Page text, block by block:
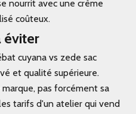
nourrit avec une crème
coûteux.
éviter
cuyana vs zede sac
et qualité supérieure.
pas forcément sa
tarifs d'un atelier qui vend